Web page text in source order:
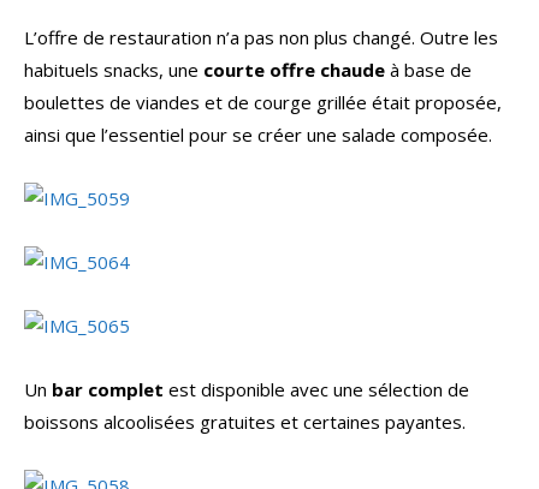
L’offre de restauration n’a pas non plus changé. Outre les
habituels snacks, une courte offre chaude à base de
boulettes de viandes et de courge grillée était proposée,
ainsi que l’essentiel pour se créer une salade composée.
Un bar complet est disponible avec une sélection de
boissons alcoolisées gratuites et certaines payantes.